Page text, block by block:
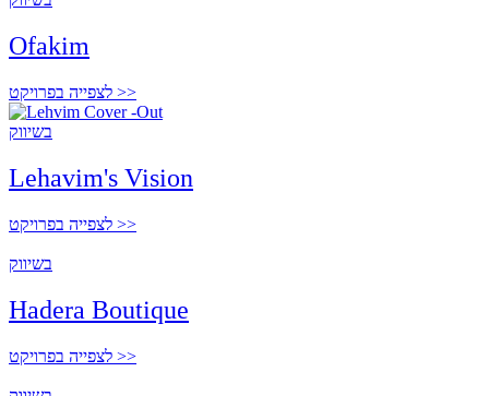
Ofakim
לצפייה בפרויקט >>
בשיווק
Lehavim's Vision
לצפייה בפרויקט >>
בשיווק
Hadera Boutique
לצפייה בפרויקט >>